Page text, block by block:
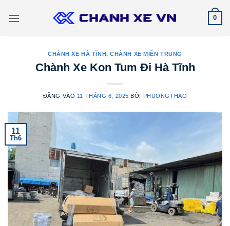
qua
0
CHÀNH XE HÀ TĨNH,CHÀNH XE MIỀN TRUNG
Chành Xe Kon Tum Đi Hà Tĩnh
ĐĂNG VÀO 11 THÁNG 6, 2025 BỞI PHUONGTHAO
11
Th6